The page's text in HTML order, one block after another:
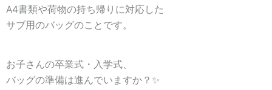
A4書類や荷物の持ち帰りに対応した
サブ用のバッグのことです。
お子さんの卒業式・入学式、
バッグの準備は進んでいますか？✨